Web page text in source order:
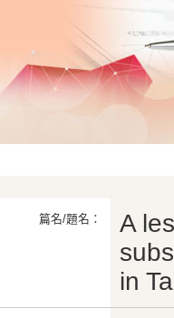
篇名/題名：
A
in